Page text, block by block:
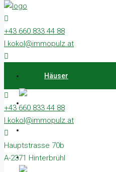
Referenzen
Kontakt
+43 660 833 44 88
l.kokol@immopulz.at
A-2371 Hinterbrühl
Häuser
Gewerbe
+43 660 833 44 88
l.kokol@immopulz.at
Hauptstrasse 70b
A-2371 Hinterbrühl
Home